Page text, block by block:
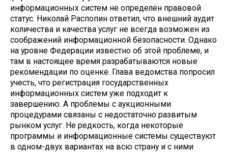
информационных систем не определён правовой
статус. Николай Распопин ответил, что внешний аудит
количества и качества услуг не всегда возможен из
соображений информационной безопасности. Однако
на уровне Федерации известно об этой проблеме, и
там в настоящее время разрабатываются новые
рекомендации по оценке. Глава ведомства попросил
учесть, что регистрация государственных
информационных систем уже подходит к
завершению. А проблемы с аукционными
процедурами связаны с недостаточно развитым
рынком услуг. Не редкость, когда некоторые
программы и информационные системы существуют
в одном-двух вариантах на всю страну и с ними